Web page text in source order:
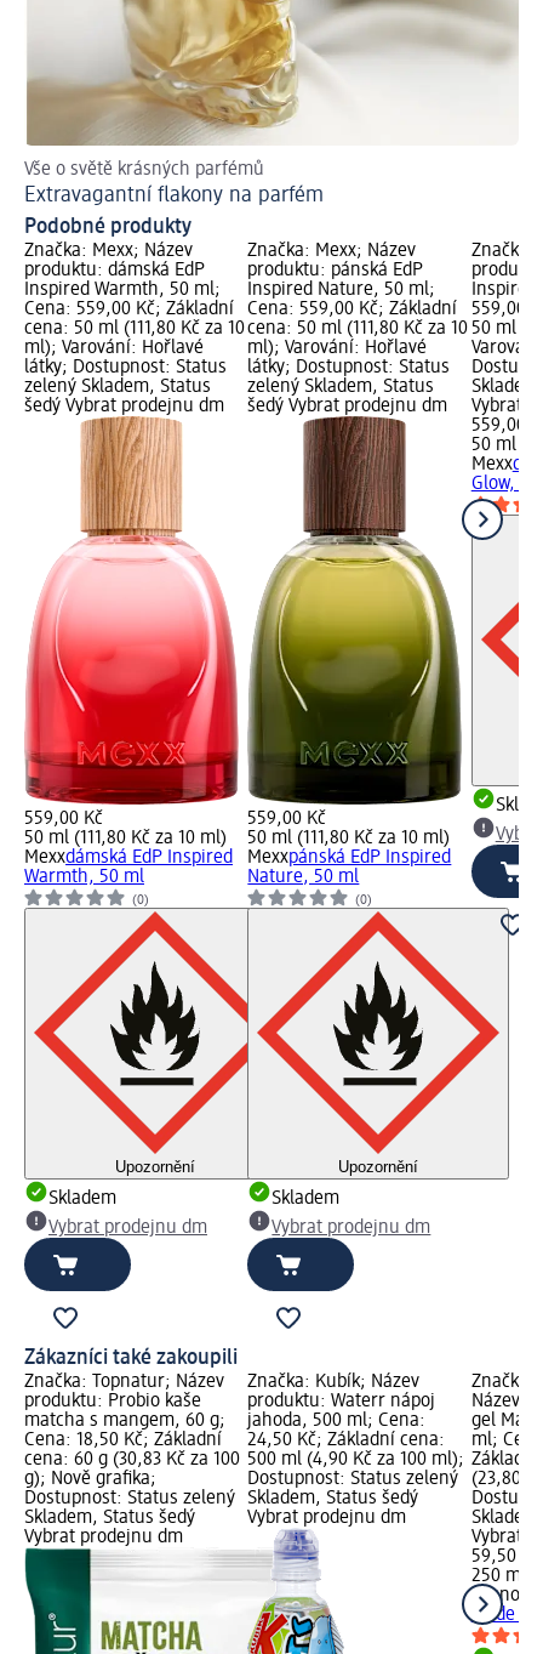
Vše o světě krásných parfémů
Extravagantní flakony na parfém
Podobné produkty
Značka: Mexx; Název
produktu: dámská EdP
Inspired Warmth, 50 ml;
Cena: 559,00 Kč; Základní
cena: 50 ml (111,80 Kč za 10
ml); Varování: Hořlavé
látky; Dostupnost: Status
zelený Skladem, Status
šedý Vybrat prodejnu dm
559,00 Kč
50 ml (111,80 Kč za 10 ml)
Mexxdámská EdP Inspired
Warmth, 50 ml
(0)
Upozornění
Skladem
Vybrat prodejnu dm
Značka: Mexx; Název
produktu: pánská EdP
Inspired Nature, 50 ml;
Cena: 559,00 Kč; Základní
cena: 50 ml (111,80 Kč za 10
ml); Varování: Hořlavé
látky; Dostupnost: Status
zelený Skladem, Status
šedý Vybrat prodejnu dm
559,00 Kč
50 ml (111,80 Kč za 10 ml)
Mexxpánská EdP Inspired
Nature, 50 ml
(0)
Upozornění
Skladem
Vybrat prodejnu dm
Značka:
Inspired
559,00
50 ml
Vybrat
559,00
50 ml
Mexx
Glow,
Zákazníci také zakoupili
Značka: Topnatur; Název
produktu: Probio kaše
matcha s mangem, 60 g;
Cena: 18,50 Kč; Základní
cena: 60 g (30,83 Kč za 100
g); Nově grafika;
Dostupnost: Status zelený
Skladem, Status šedý
Vybrat prodejnu dm
Značka: Kubík; Název
produktu: Waterr nápoj
jahoda, 500 ml; Cena:
24,50 Kč; Základní cena:
500 ml (4,90 Kč za 100 ml);
Dostupnost: Status zelený
Skladem, Status šedý
Vybrat prodejnu dm
Značka:
Název
gel
ml;
(23,80
Vybrat
59,50 Kč
250 ml
bruno
Made